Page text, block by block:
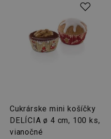
Cukrárske mini košíčky
DELÍCIA ø 4 cm, 100 ks,
vianočné